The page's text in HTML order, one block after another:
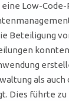
eine Low-
Beteiligung
als auch
Dies führte